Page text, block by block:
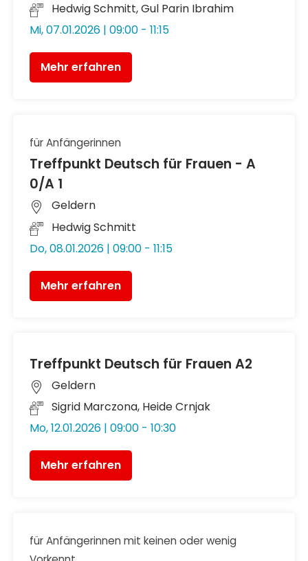
Hedwig Schmitt, Gul Parin Ibrahim
Mi, 07.01.2026 | 09:00 - 11:15
Mehr erfahren
für Anfängerinnen
Treffpunkt Deutsch für Frauen - A
0/A 1
Geldern
Hedwig Schmitt
Do, 08.01.2026 | 09:00 - 11:15
Mehr erfahren
Treffpunkt Deutsch für Frauen A2
Geldern
Sigrid Marczona, Heide Crnjak
Mo, 12.01.2026 | 09:00 - 10:30
Mehr erfahren
für Anfängerinnen mit keinen oder wenig